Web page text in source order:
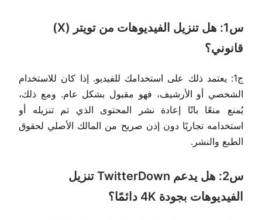
س1: هل تنزيل الفيديوهات من تويتر (X)
قانوني؟
ج1: يعتمد ذلك على استخدامك للفيديو. إذا كان للاستخدام
الشخصي أو الأرشيف، فهو مقبول بشكل عام. ومع ذلك،
يُمنع منعًا باتًا إعادة نشر المحتوى الذي تم تنزيله أو
استخدامه تجاريًا دون إذن صريح من المالك الأصلي لحقوق
الطبع والنشر.
س2: هل يدعم TwitterDown تنزيل
الفيديوهات بجودة 4K دائمًا؟